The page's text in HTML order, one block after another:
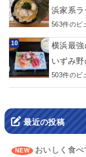
浜家系ラ
563件のビ
横浜最
いずみ野
503件のビ
最近の投稿
おいしく食